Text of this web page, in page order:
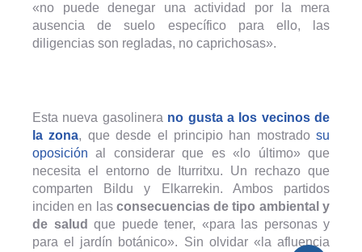
«no puede denegar una actividad por la mera
ausencia de suelo específico para ello, las
diligencias son regladas, no caprichosas».
Esta nueva gasolinera no gusta a los vecinos de
la zona, que desde el principio han mostrado su
oposición al considerar que es «lo último» que
necesita el entorno de Iturritxu. Un rechazo que
comparten Bildu y Elkarrekin. Ambos partidos
inciden en las consecuencias de tipo ambiental y
de salud que puede tener, «para las personas y
para el jardín botánico». Sin olvidar «la afluencia